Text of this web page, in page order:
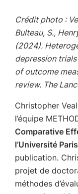
Crédit photo :
Bulteau, S.,
(2024).
depression
of outcome
review. The
Christopher
l’équipe
Comparative
l’Université
publication.
projet de
méthodes